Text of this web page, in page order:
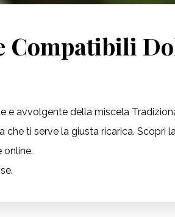
Compatibili
e avvolgente della miscela
che ti serve la giusta ricarica. Scopri
online.